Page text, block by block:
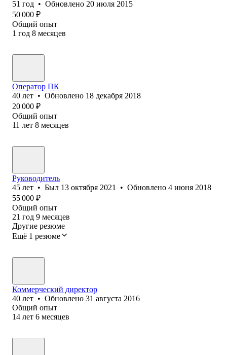
51 год • Обновлено 20 июля 2015
50 000 ₽
Общий опыт
1 год 8 месяцев
Оператор ПК
40 лет • Обновлено 18 декабря 2018
20 000 ₽
Общий опыт
11 лет 8 месяцев
Руководитель
45 лет • Был 13 октября 2021 • Обновлено 4 июня 2018
55 000 ₽
Общий опыт
21 год 9 месяцев
Другие резюме
Ещё 1 резюме
Коммерческий директор
40 лет • Обновлено 31 августа 2016
Общий опыт
14 лет 6 месяцев